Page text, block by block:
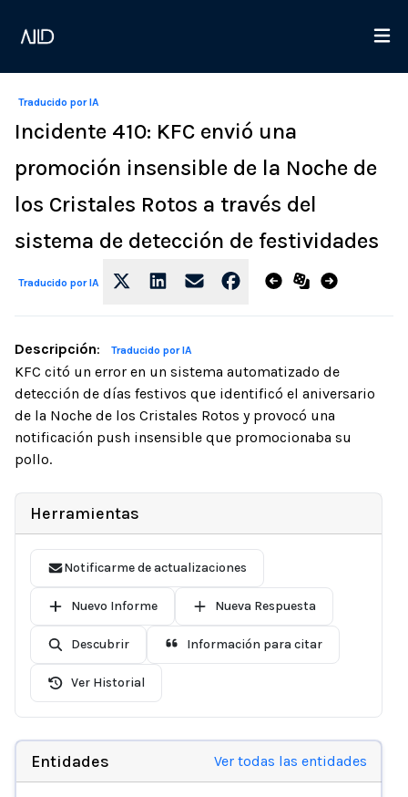
Traducido por IA
Incidente 410: KFC envió una
promoción insensible de la Noche de
los Cristales Rotos a través del
sistema de detección de festividades
Traducido por IA
Descripción: Traducido por IA
KFC citó un error en un sistema automatizado de
detección de días festivos que identificó el aniversario
de la Noche de los Cristales Rotos y provocó una
notificación push insensible que promocionaba su
pollo.
Herramientas
Notificarme de actualizaciones
Nuevo Informe Nueva Respuesta
Descubrir Información para citar
Ver Historial
Entidades Ver todas las entidades